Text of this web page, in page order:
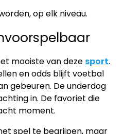
op elk niveau.
mooiste van dezesport.
en odds blijft voetbal
gebeuren. De underdog
in. De favoriet die
moment.
spel te begrijpen, maar